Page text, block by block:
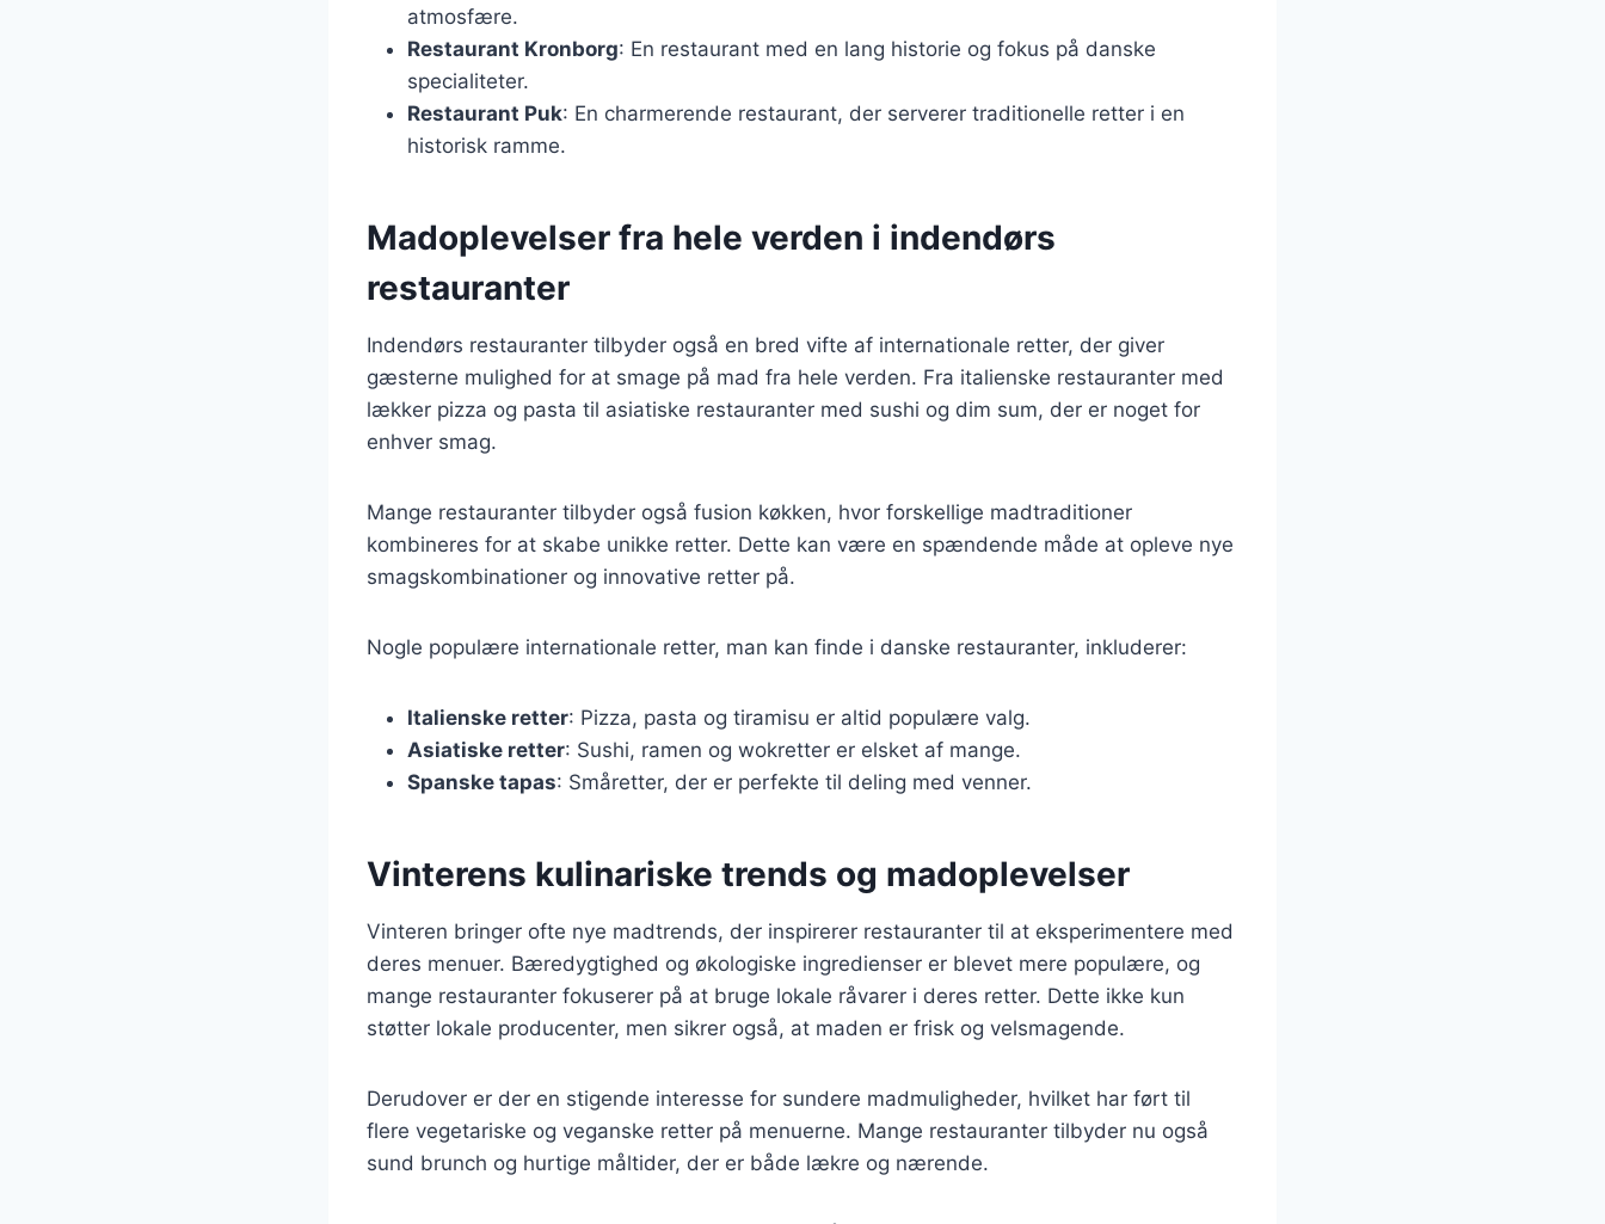
atmosfære.
Restaurant Kronborg: En restaurant med en lang historie og fokus på danske
specialiteter.
Restaurant Puk: En charmerende restaurant, der serverer traditionelle retter i en
historisk ramme.
Madoplevelser fra hele verden i indendørs
restauranter
Indendørs restauranter tilbyder også en bred vifte af internationale retter, der giver
gæsterne mulighed for at smage på mad fra hele verden. Fra italienske restauranter med
lækker pizza og pasta til asiatiske restauranter med sushi og dim sum, der er noget for
enhver smag.
Mange restauranter tilbyder også fusion køkken, hvor forskellige madtraditioner
kombineres for at skabe unikke retter. Dette kan være en spændende måde at opleve nye
smagskombinationer og innovative retter på.
Nogle populære internationale retter, man kan finde i danske restauranter, inkluderer:
Italienske retter: Pizza, pasta og tiramisu er altid populære valg.
Asiatiske retter: Sushi, ramen og wokretter er elsket af mange.
Spanske tapas: Småretter, der er perfekte til deling med venner.
Vinterens kulinariske trends og madoplevelser
Vinteren bringer ofte nye madtrends, der inspirerer restauranter til at eksperimentere med
deres menuer. Bæredygtighed og økologiske ingredienser er blevet mere populære, og
mange restauranter fokuserer på at bruge lokale råvarer i deres retter. Dette ikke kun
støtter lokale producenter, men sikrer også, at maden er frisk og velsmagende.
Derudover er der en stigende interesse for sundere madmuligheder, hvilket har ført til
flere vegetariske og veganske retter på menuerne. Mange restauranter tilbyder nu også
sund brunch og hurtige måltider, der er både lækre og nærende.